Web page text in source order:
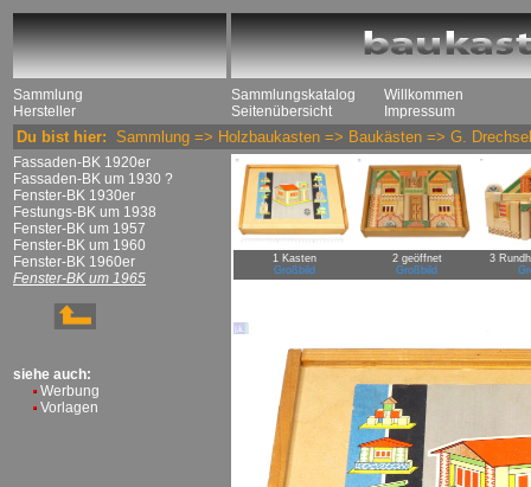
Sammlung
Hersteller
Sammlungskatalog
Seitenübersicht
Willkommen
Impressum
Du bist hier: Sammlung => Holzbaukasten => Baukästen => G.
Fassaden-BK 1920er
Fassaden-BK um 1930 ?
Fenster-BK 1930er
Festungs-BK um 1938
Fenster-BK um 1957
Fenster-BK um 1960
Fenster-BK 1960er
Fenster-BK um 1965
siehe auch:
Werbung
Vorlagen
1 Kasten
Großbild
2 geöffnet
Großbild
3